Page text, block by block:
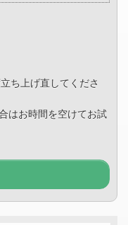
ち上げ直してくださ
はお時間を空けてお試